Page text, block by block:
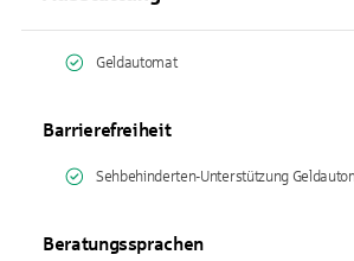
Geldautomat
Barrierefreiheit
Sehbehinderten-Unterstützung
Beratungssprachen